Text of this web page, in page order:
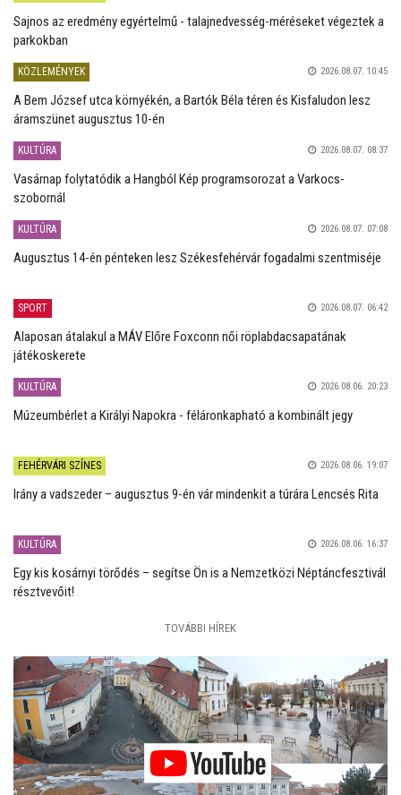
Sajnos az eredmény egyértelmű - talajnedvesség-méréseket végeztek a
parkokban
KÖZLEMÉNYEK 2026.08.07. 10:45
A Bem József utca környékén, a Bartók Béla téren és Kisfaludon lesz
áramszünet augusztus 10-én
KULTÚRA 2026.08.07. 08:37
Vasárnap folytatódik a Hangból Kép programsorozat a Varkocs-
szobornál
KULTÚRA 2026.08.07. 07:08
Augusztus 14-én pénteken lesz Székesfehérvár fogadalmi szentmiséje
SPORT 2026.08.07. 06:42
Alaposan átalakul a MÁV Előre Foxconn női röplabdacsapatának
játékoskerete
KULTÚRA 2026.08.06. 20:23
Múzeumbérlet a Királyi Napokra - féláronkapható a kombinált jegy
FEHÉRVÁRI SZÍNES 2026.08.06. 19:07
Irány a vadszeder – augusztus 9-én vár mindenkit a túrára Lencsés Rita
KULTÚRA 2026.08.06. 16:37
Egy kis kosárnyi törődés – segítse Ön is a Nemzetközi Néptáncfesztivál
résztvevőit!
TOVÁBBI HÍREK